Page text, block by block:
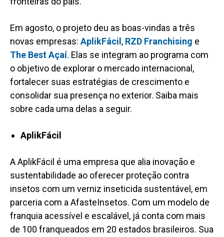
Em agosto, o projeto deu as boas-vindas a três
novas empresas: AplikFácil , RZD Franchising e
The Best Açaí. Elas se integram ao programa com
o objetivo de explorar o mercado internacional,
fortalecer suas estratégias de crescimento e
consolidar sua presença no exterior. Saiba mais
sobre cada uma delas a seguir.
AplikFácil
A AplikFácil é uma empresa que alia inovação e
sustentabilidade ao oferecer proteção contra
insetos com um verniz inseticida sustentável, em
parceria com a AfasteInsetos. Com um modelo de
franquia acessível e escalável, já conta com mais
de 100 franqueados em 20 estados brasileiros. Sua